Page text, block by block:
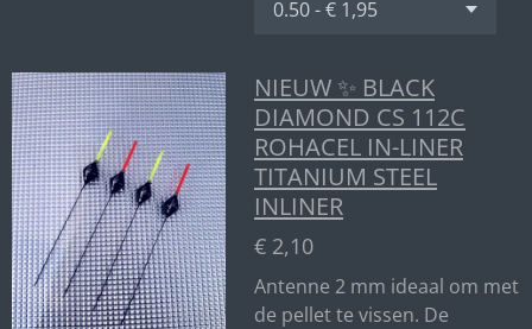
NIEUW ✨ BLACK
DIAMOND CS 112C
ROHACEL IN-LINER
TITANIUM STEEL
INLINER
€ 2,10
Antenne 2 mm ideaal om met
de pellet te vissen. De